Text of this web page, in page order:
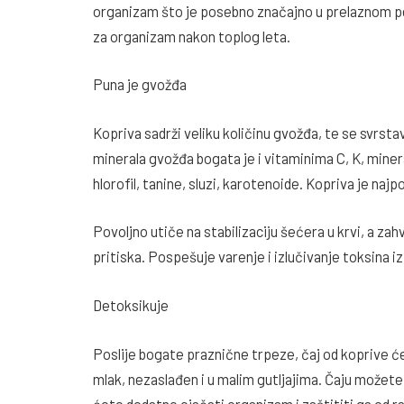
organizam što je posebno značajno u
za organizam nakon toplog leta.
Puna je gvožđa
Kopriva sadrži veliku količinu gvožđa, te se
minerala gvožđa bogata je i vitaminima C, K,
hlorofil, tanine, sluzi, karotenoide. Kopriva je
Povoljno utiče na stabilizaciju šećera u krvi, a
pritiska. Pospešuje varenje i izlučivanje toksina
Detoksikuje
Poslije bogate praznične trpeze, čaj od koprive
mlak, nezaslađen i u malim gutljajima. Čaju